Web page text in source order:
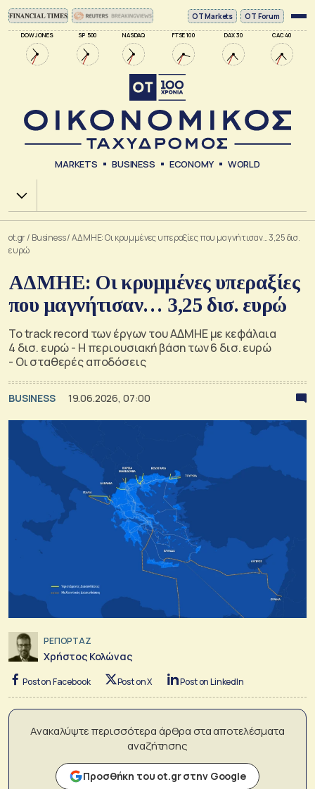
DOW JONES SP 500 NASDAQ FTSE 100 DAX 30 CAC 40
ΟΤ Markets OT Forum
MARKETS BUSINESS ECONOMY WORLD
Χ.Α.
ot.gr/ Business/ΑΔΜΗΕ: Οι κρυμμένες υπεραξίες που μαγνήτισαν… 3,25 δισ.
ευρώ
ΑΔΜΗΕ: Οι κρυμμένες υπεραξίες
που μαγνήτισαν… 3,25 δισ. ευρώ
Το track record των έργων του ΑΔΜΗΕ με κεφάλαια
4 δισ. ευρώ - Η περιουσιακή βάση των 6 δισ. ευρώ
- Οι σταθερές αποδόσεις
BUSINESS 19.06.2026, 07:00
ΡΕΠΟΡΤΑΖ
Χρήστος Κολώνας
Post on Facebook Post on X Post on LinkedIn
Ανακαλύψτε περισσότερα άρθρα στα αποτελέσματα
αναζήτησης
Προσθήκη του ot.gr στην Google